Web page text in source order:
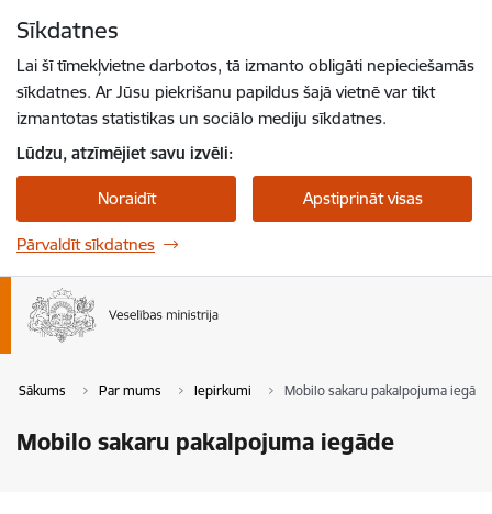
Sīkdatnes
Lai šī tīmekļvietne darbotos, tā izmanto obligāti nepieciešamās
sīkdatnes. Ar Jūsu piekrišanu papildus šajā vietnē var tikt
izmantotas statistikas un sociālo mediju sīkdatnes.
Lūdzu, atzīmējiet savu izvēli:
Noraidīt Apstiprināt visas
Pārvaldīt sīkdatnes
Sākums Par mums Iepirkumi Mobilo sakaru pakalpojuma iegāde
Mobilo sakaru pakalpojuma iegāde